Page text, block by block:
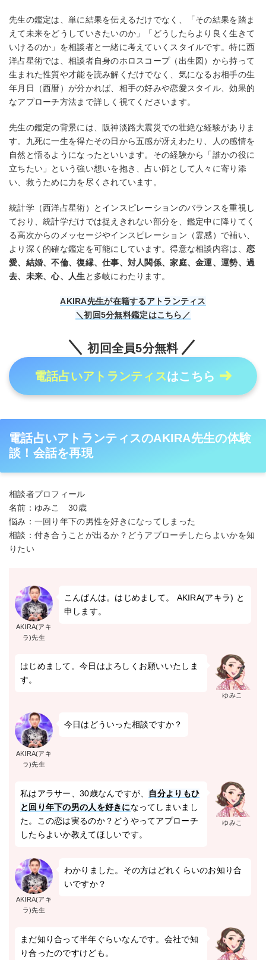
先生の鑑定は、単に結果を伝えるだけでなく、「その結果を踏ま
えて未来をどうしていきたいのか」「どうしたらより良く生きて
いけるのか」を相談者と一緒に考えていくスタイルです。特に西
洋占星術では、相談者自身のホロスコープ（出生図）から持って
生まれた性質や才能を読み解くだけでなく、気になるお相手の生
年月日（西暦）が分かれば、相手の好みや恋愛スタイル、効果的
なアプローチ方法まで詳しく視てくださいます。
先生の鑑定の背景には、阪神淡路大震災での壮絶な経験がありま
す。九死に一生を得たその日から五感が冴えわたり、人の感情を
自然と悟るようになったといいます。その経験から「誰かの役に
立ちたい」という強い想いを抱き、占い師として人々に寄り添
い、救うために力を尽くされています。
統計学（西洋占星術）とインスピレーションのバランスを重視し
ており、統計学だけでは捉えきれない部分を、鑑定中に降りてく
る高次からのメッセージやインスピレーション（霊感）で補い、
より深く的確な鑑定を可能にしています。得意な相談内容は、 恋
愛、結婚、不倫、復縁、仕事、対人関係、家庭、金運、運勢、過
去、未来、心、人生 と多岐にわたります。
AKIRA先生が在籍するアトランティス
＼初回5分無料鑑定はこちら／
初回全員5分無料
電話占いアトランティスはこちら
電話占いアトランティスのAKIRA先生の体験
談！会話を再現
相談者プロフィール
名前：ゆみこ 30歳
悩み：一回り年下の男性を好きになってしまった
相談：付き合うことが出るか？どうアプローチしたらよいかを知
りたい
AKIRA(アキ
ラ)先生
こんばんは。はじめまして。 AKIRA(アキラ) と
申します。
ゆみこ
はじめまして。今日はよろしくお願いいたしま
す。
AKIRA(アキ
ラ)先生
今日はどういった相談ですか？
ゆみこ
私はアラサー、30歳なんですが、 自分よりもひ
と回り年下の男の人を好きになってしまいまし
た。この恋は実るのか？どうやってアプローチ
したらよいか教えてほしいです。
AKIRA(アキ
ラ)先生
わかりました。その方はどれくらいのお知り合
いですか？
まだ知り合って半年ぐらいなんです。会社で知
り合ったのですけども。